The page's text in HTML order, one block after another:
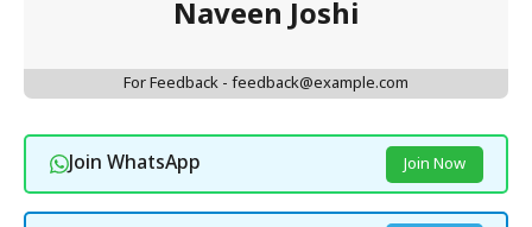
Naveen Joshi
For Feedback - feedback@example.com
Join WhatsApp Join Now